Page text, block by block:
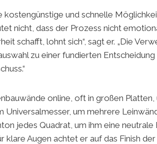
kostengünstige und schnelle
nicht, dass der Prozess nicht
schafft, lohnt sich“, sagt er. „Die
zu einer fundierten
online, oft in großen Platten,
Universalmesser, um mehrere
jedes Quadrat, um ihm eine neutrale
klare Augen achtet er auf das Finish